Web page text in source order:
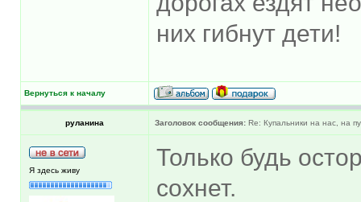
них гибнут дети!
Вернуться к началу
руланина Заголовок сообщения: Re: Купальники на нас, на
Я здесь живу
Только будь
сохнет.